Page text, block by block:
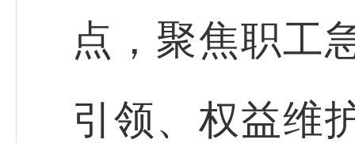
点，聚焦职工
引领、权益维